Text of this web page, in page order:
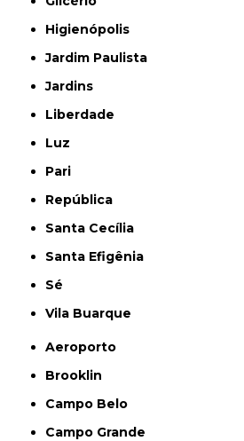
Higienópolis
Jardim Paulista
Jardins
Liberdade
Luz
Pari
República
Santa Cecília
Santa Efigênia
Sé
Vila Buarque
Aeroporto
Brooklin
Campo Belo
Campo Grande